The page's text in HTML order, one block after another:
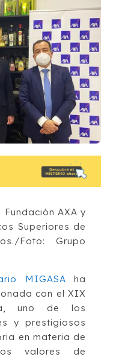
AXA y
Superiores de
Foto: Grupo
MIGASAha
con el XIX
uno de los
y prestigiosos
en materia de
valores de